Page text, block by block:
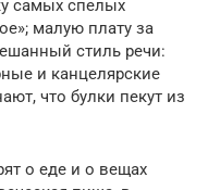
самых спелых
малую плату за
стиль речи:
и канцелярские
что булки пекут из
о еде и о вещах